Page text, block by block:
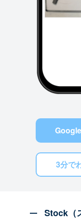
3分で
Stock（